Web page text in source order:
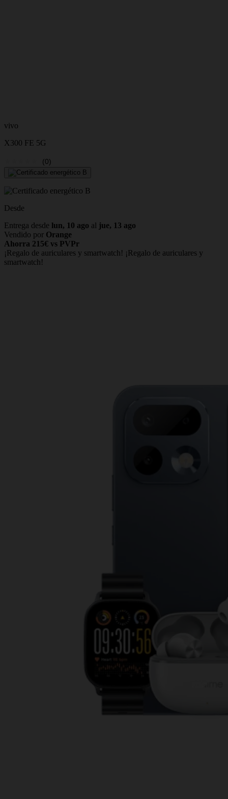
vivo
X300 FE 5G
(0)
Desde
Entrega desde lun, 10 ago al jue, 13 ago
Vendido por Orange
Ahorra 215€ vs PVPr
¡Regalo de auriculares y smartwatch! ¡Regalo de auriculares y
smartwatch!